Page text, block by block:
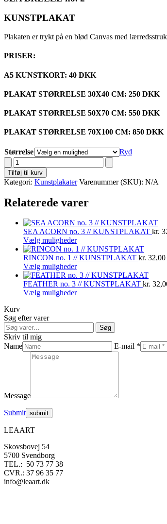
KUNSTPLAKAT
Plakaten er trykt på en blød Canvas med
PRISER:
A5 KUNSTKORT: 40 DKK
PLAKAT STØRRELSE 30X40 CM: 250 DKK
PLAKAT STØRRELSE 50X70 CM: 550 DKK
PLAKAT STØRRELSE 70X100 CM: 850 DKK
Størrelse
Ryd
SEA
BREEZE
no.
2
KUNSTPLAKAT
Tilføj til kurv
Kategori: Kunstplakater Varenummer (SKU): N/A
Relaterede varer
SEA ACORN no. 3 // KUNSTPLAKAT kr.
Vælg mulighederDette
vare
har
flere
varianter.
Mulighederne
kan
RINCON no. 1 // KUNSTPLAKAT kr. 32,00
Vælg mulighederDette
vare
har
flere
varesiden
FEATHER no. 3 // KUNSTPLAKAT kr.
Vælg mulighederDette
varianter.
kan
vælges
Kurv
Søg efter varer
Søg
efter:
Søg
Skriv til mig
Name
E-mail *
Message
Submit
LEAART
Skovsbovej 54
5700 Svendborg
TEL.: 50 73 77 38
CVR.: 37 96 35 77
info@leaart.dk